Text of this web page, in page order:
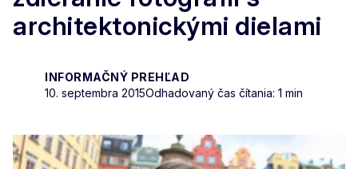
architektonickými dielami
INFORMAČNÝ PREHĽAD
10. septembra 2015Odhadovaný čas čítania: 1 min